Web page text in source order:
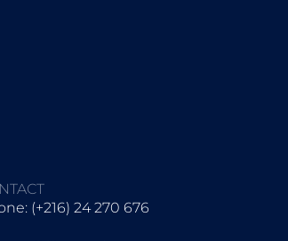
(+216) 24 270 676